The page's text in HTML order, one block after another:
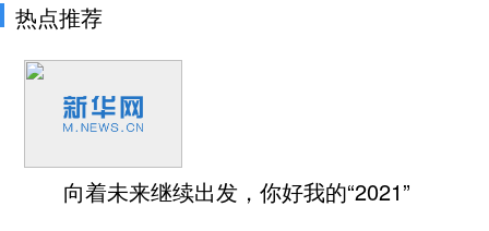
热点推荐
向着未来继续出发，你好我的“2021”